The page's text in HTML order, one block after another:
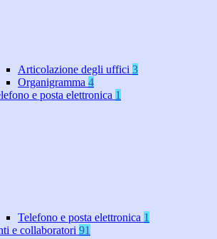
Articolazione degli uffici 3
Organigramma 4
e posta elettronica 1
Telefono e posta elettronica 1
e collaboratori 91